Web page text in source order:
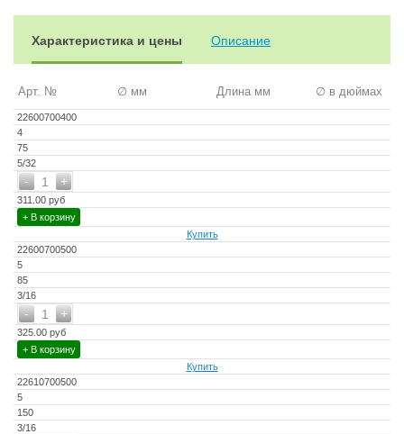
Характеристика и цены Описание
Арт. № ∅ мм Длина мм ∅ в дюймах
22600700400
4
75
5/32
+
- 1
311.00 руб
+ В корзину
Купить
22600700500
5
85
3/16
+
- 1
325.00 руб
+ В корзину
Купить
22610700500
5
150
3/16